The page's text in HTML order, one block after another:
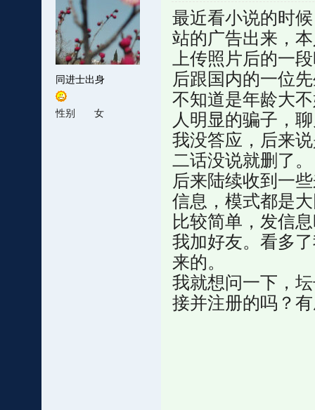
同进士出身
性别 女
最近看小说的时
站的广告出来，
上传照片后的一
后跟国内的一位
不知道是年龄大
人明显的骗子，
我没答应，后来
二话没说就删了。
后来陆续收到一
信息，模式都是
比较简单，发信
我加好友。看多
来的。
我就想问一下，
接并注册的吗？